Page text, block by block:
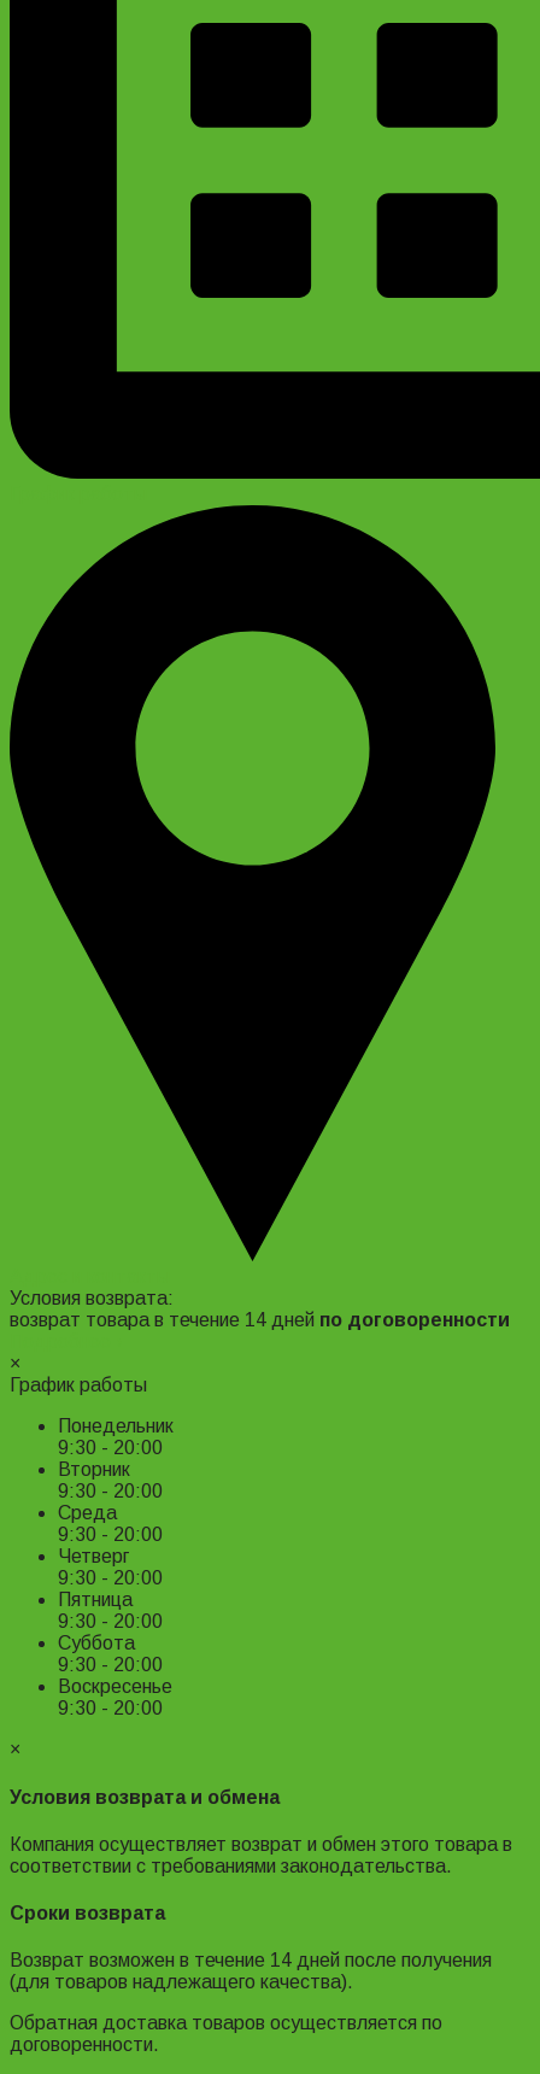
Условия возврата:
возврат товара в течение 14 дней по договоренности
×
График работы
Понедельник
9:30 - 20:00
Вторник
9:30 - 20:00
Среда
9:30 - 20:00
Четверг
9:30 - 20:00
Пятница
9:30 - 20:00
Суббота
9:30 - 20:00
Воскресенье
9:30 - 20:00
×
Условия возврата и обмена
Компания осуществляет возврат и обмен этого товара в
соответствии с требованиями законодательства.
Сроки возврата
Возврат возможен в течение 14 дней после получения
(для товаров надлежащего качества).
Обратная доставка товаров осуществляется по
договоренности.